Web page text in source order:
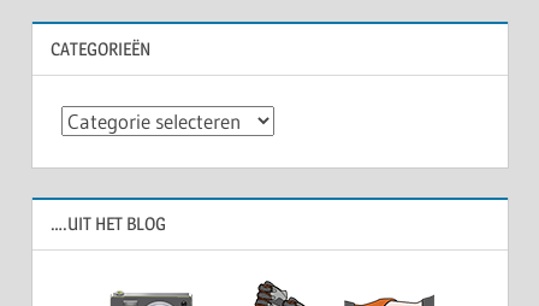
CATEGORIEËN
Categorieën
….UIT HET BLOG